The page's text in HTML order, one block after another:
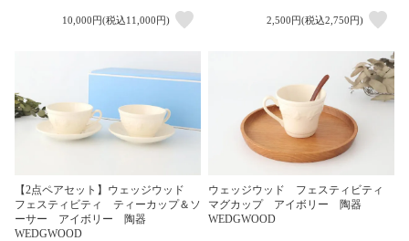
10,000円(税込11,000円) 2,500円(税込2,750円)
【2点ペアセット】ウェッジウッド
フェスティビティ ティーカップ＆ソ
ーサー アイボリー 陶器
WEDGWOOD
ウェッジウッド フェスティビティ
マグカップ アイボリー 陶器
WEDGWOOD